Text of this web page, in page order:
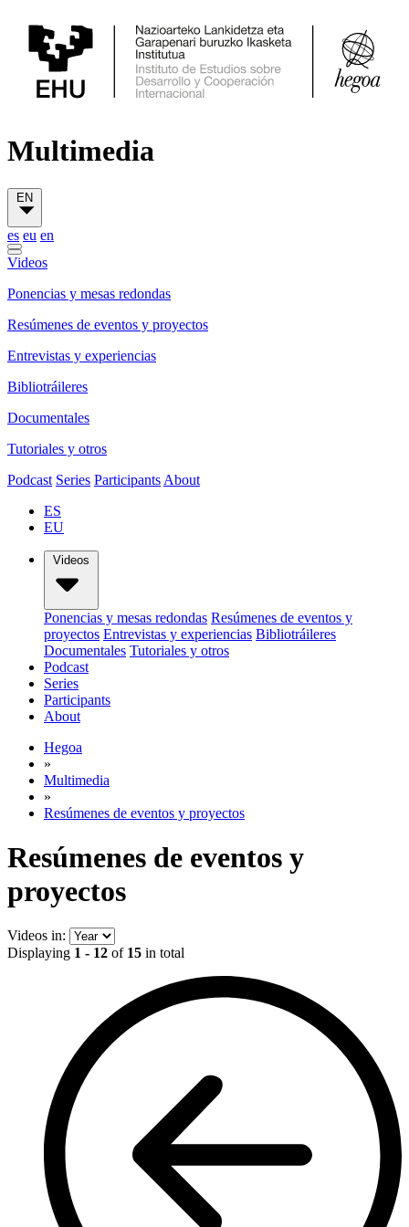
Multimedia
EN
es eu en
Videos
Ponencias y mesas redondas
Resúmenes de eventos y proyectos
Entrevistas y experiencias
Bibliotráileres
Documentales
Tutoriales y otros
Podcast Series Participants About
ES
EU
Videos
Ponencias y mesas redondas Resúmenes de eventos y
proyectos Entrevistas y experiencias Bibliotráileres
Documentales Tutoriales y otros
Podcast
Series
Participants
About
Hegoa
»
Multimedia
»
Resúmenes de eventos y proyectos
Resúmenes de eventos y
proyectos
Videos in:
Displaying 1 - 12 of 15 in total